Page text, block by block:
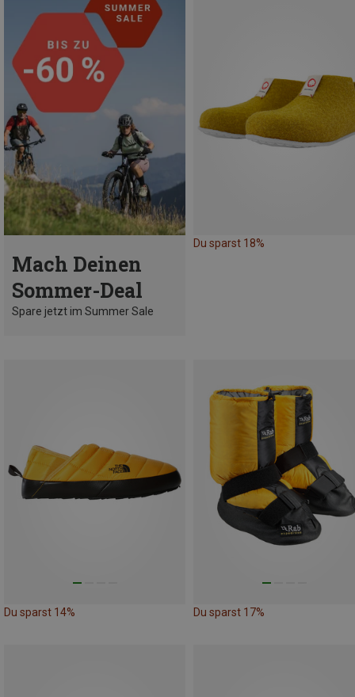
Mach Deinen
Sommer-Deal
Spare jetzt im Summer Sale
Du sparst 18%
Du sparst 14% Du sparst 17%